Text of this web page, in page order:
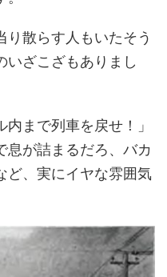
り散らす人もいたそう
いざこざもありまし
まで列車を戻せ！」
息が詰まるだろ、バカ
ど、実にイヤな雰囲気